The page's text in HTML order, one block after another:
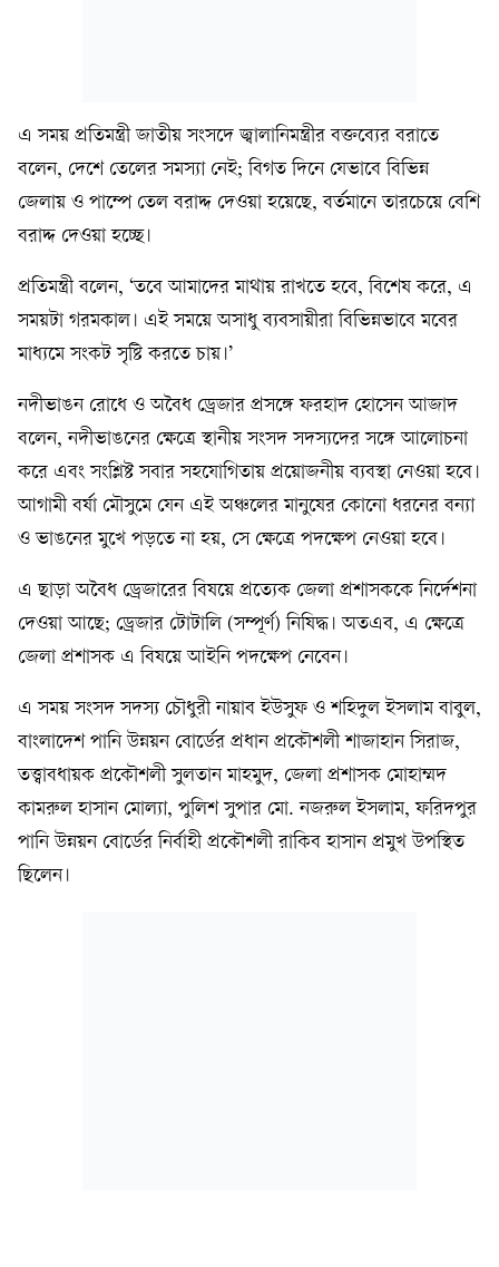
এ সময় প্রতিমন্ত্রী জাতীয় সংসদে জ্বালানিমন্ত্রীর বক্তব্যের বরাতে
বলেন, দেশে তেলের সমস্যা নেই; বিগত দিনে যেভাবে বিভিন্ন
জেলায় ও পাম্পে তেল বরাদ্দ দেওয়া হয়েছে, বর্তমানে তারচেয়ে বেশি
বরাদ্দ দেওয়া হচ্ছে।
প্রতিমন্ত্রী বলেন, ‘তবে আমাদের মাথায় রাখতে হবে, বিশেষ করে, এ
সময়টা গরমকাল। এই সময়ে অসাধু ব্যবসায়ীরা বিভিন্নভাবে মবের
মাধ্যমে সংকট সৃষ্টি করতে চায়।’
নদীভাঙন রোধে ও অবৈধ ড্রেজার প্রসঙ্গে ফরহাদ হোসেন আজাদ
বলেন, নদীভাঙনের ক্ষেত্রে স্থানীয় সংসদ সদস্যদের সঙ্গে আলোচনা
করে এবং সংশ্লিষ্ট সবার সহযোগিতায় প্রয়োজনীয় ব্যবস্থা নেওয়া হবে।
আগামী বর্ষা মৌসুমে যেন এই অঞ্চলের মানুষের কোনো ধরনের বন্যা
ও ভাঙনের মুখে পড়তে না হয়, সে ক্ষেত্রে পদক্ষেপ নেওয়া হবে।
এ ছাড়া অবৈধ ড্রেজারের বিষয়ে প্রত্যেক জেলা প্রশাসককে নির্দেশনা
দেওয়া আছে; ড্রেজার টোটালি (সম্পূর্ণ) নিষিদ্ধ। অতএব, এ ক্ষেত্রে
জেলা প্রশাসক এ বিষয়ে আইনি পদক্ষেপ নেবেন।
এ সময় সংসদ সদস্য চৌধুরী নায়াব ইউসুফ ও শহিদুল ইসলাম বাবুল,
বাংলাদেশ পানি উন্নয়ন বোর্ডের প্রধান প্রকৌশলী শাজাহান সিরাজ,
তত্ত্বাবধায়ক প্রকৌশলী সুলতান মাহমুদ, জেলা প্রশাসক মোহাম্মদ
কামরুল হাসান মোল্যা, পুলিশ সুপার মো. নজরুল ইসলাম, ফরিদপুর
পানি উন্নয়ন বোর্ডের নির্বাহী প্রকৌশলী রাকিব হাসান প্রমুখ উপস্থিত
ছিলেন।